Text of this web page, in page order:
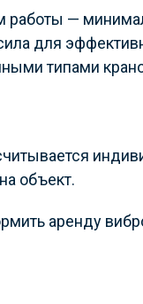
—
для
типами
объект.
аренду